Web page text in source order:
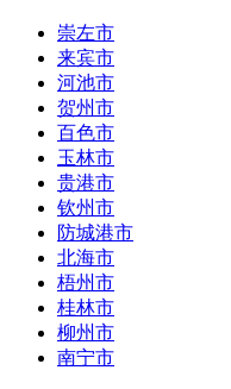
崇左市
来宾市
河池市
贺州市
百色市
玉林市
贵港市
钦州市
防城港市
北海市
梧州市
桂林市
柳州市
南宁市